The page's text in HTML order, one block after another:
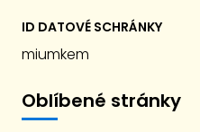
ID DATOVÉ SCHRÁNKY
miumkem
Oblíbené stránky